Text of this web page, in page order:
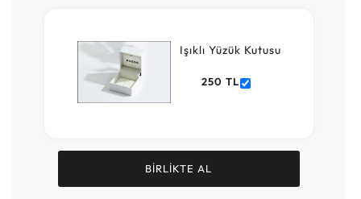
Işıklı Yüzük Kutusu
250 TL
BİRLİKTE AL